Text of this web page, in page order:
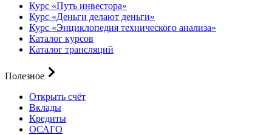
Курс «Путь инвестора»
Курс «Деньги делают деньги»
Курс «Энциклопедия технического анализа»
Каталог курсов
Каталог трансляций
Полезное
Открыть счёт
Вклады
Кредиты
ОСАГО